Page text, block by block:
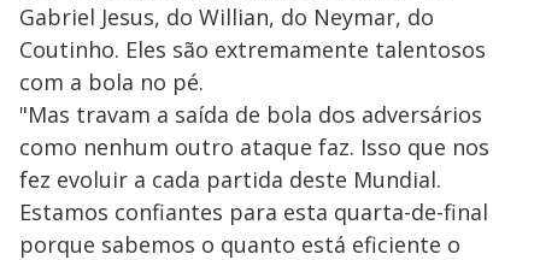
Gabriel Jesus, do Willian, do Neymar, do
Coutinho. Eles são extremamente talentosos
com a bola no pé.
"Mas travam a saída de bola dos adversários
como nenhum outro ataque faz. Isso que nos
fez evoluir a cada partida deste Mundial.
Estamos confiantes para esta quarta-de-final
porque sabemos o quanto está eficiente o